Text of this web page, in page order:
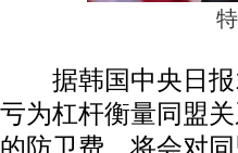
据韩国中央日报
亏为杠杆衡量同盟